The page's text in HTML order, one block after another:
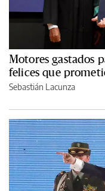
Motores gastados
felices que
Sebastián Lacunza